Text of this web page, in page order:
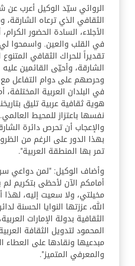
الروائي سيّد الوكيل أعرب عن
الثقافي الذي ترعاه الشارقة،
الأجلاء، السادة الحضور
في القلب والعين. واسمحوا
تقديراً للحراك الثقافي
الشارقة، وأحيّى القائمين
وحرصهم على دوام التفاعل مع
في البلدان العربية المختلفة،
هوية ثقافية عربية تليق
نفسها باعتزاز للمحيط
والإعجاب أن تحرص دائرة
بهذا الدور على الرغم من
تمر بها المنطقة العربية".
وأضاف الوكيل: "لمن دواعي
أمامكم الآن لأحظى بتكريم
مخيلتي، ولا سعيت إليه، لهذا
الله، عززتها النوايا الحسنة
الثقافية بدولة الإمارات
المحمود لتدويل الثقافة
مبدعيها ونقادها على العطاء
والمعرفي المتميز".